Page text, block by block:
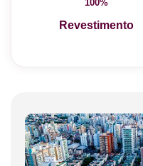
100%
Revestimento